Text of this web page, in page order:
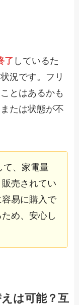
了 しているた
況です。フリ
とはあるかも
たは状態が不
て、家電量
売されてい
易に購入で
め、安心し
は可能？互